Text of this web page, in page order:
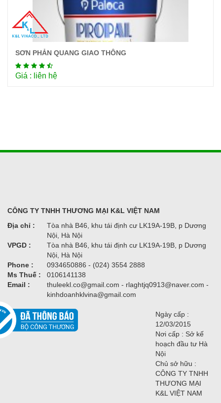
Chi tiết
SƠN PHẢN QUANG GIAO THÔNG
Giá : liên hệ
CÔNG TY TNHH THƯƠNG MẠI K&L VIỆT NAM
Địa chỉ :
Tòa nhà B46, khu tái định cư LK19A-19B, p Dương
Nội, Hà Nội
VPGD :
Tòa nhà B46, khu tái định cư LK19A-19B, p Dương
Nội, Hà Nội
Phone :
0934650886 - (024) 3554 2888
Ms Thuế :
0106141138
Email :
thuleekl.co@gmail.com - rlaghtjq0913@naver.com -
kinhdoanhklvina@gmail.com
Ngày cấp :
12/03/2015
Nơi cấp : Sở kế
hoạch đầu tư Hà
Nội
Chủ sở hữu :
CÔNG TY TNHH
THƯƠNG MẠI
K&L VIỆT NAM